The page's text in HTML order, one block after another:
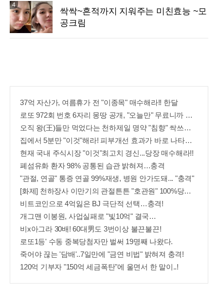
4
싹싹~흔적까지 지워주는 미친효능 ~모
공크림
37억 자산가, 여름휴가 전 "이종목" 매수해라!! 한달
로또 972회 번호 6자리 몽땅 공개, "오늘만" 무료니까 꼭 오늘 확인하세요.
오직 왕(王)들만 먹었다는 천하제일 명약 "침향" 싹쓰리 완판!! 왜 난리났나 봤더니..경악!
집에서 5분만 "이것"해라! 피부개선 효과가 바로 나타난다!!
현재 국내 주식시장 "이것"최고치 경신...당장 매수해라!!
폐섬유화 환자 98% 공통된 습관 밝혀져…충격
"관절, 연골" 통증 연골 99%재생, 병원 안가도돼... "충격"
[화제] 천하장사 이만기의 관절튼튼 "호관원" 100%당첨 혜택 난리나!!
비트코인으로 4억잃은 BJ 극단적 선택…충격!
개그맨 이봉원, 사업실패로 "빛10억" 결국…
비x아그라 30배! 60대男도 3번이상 불끈불끈!
로또1등' 수동 중복당첨자만 벌써 19명째 나왔다.
죽어야 끊는 '담배'..7일만에 "금연 비법" 밝혀져 충격!
120억 기부자 "150억 세금폭탄"에 울면서 한 말이..!